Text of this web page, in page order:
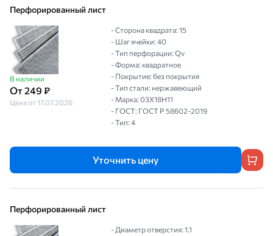
Перфорированный лист
В наличии
От 249 ₽
Цена от 17.07.2026
- Сторона квадрата: 15
- Шаг ячейки: 40
- Тип перфорации: Qv
- Форма: квадратное
- Покрытие: без покрытия
- Тип стали: нержавеющий
- Марка: 03Х18Н11
- ГОСТ: ГОСТ Р 58602-2019
- Тип: 4
Уточнить цену
Перфорированный лист
- Диаметр отверстия: 1.1